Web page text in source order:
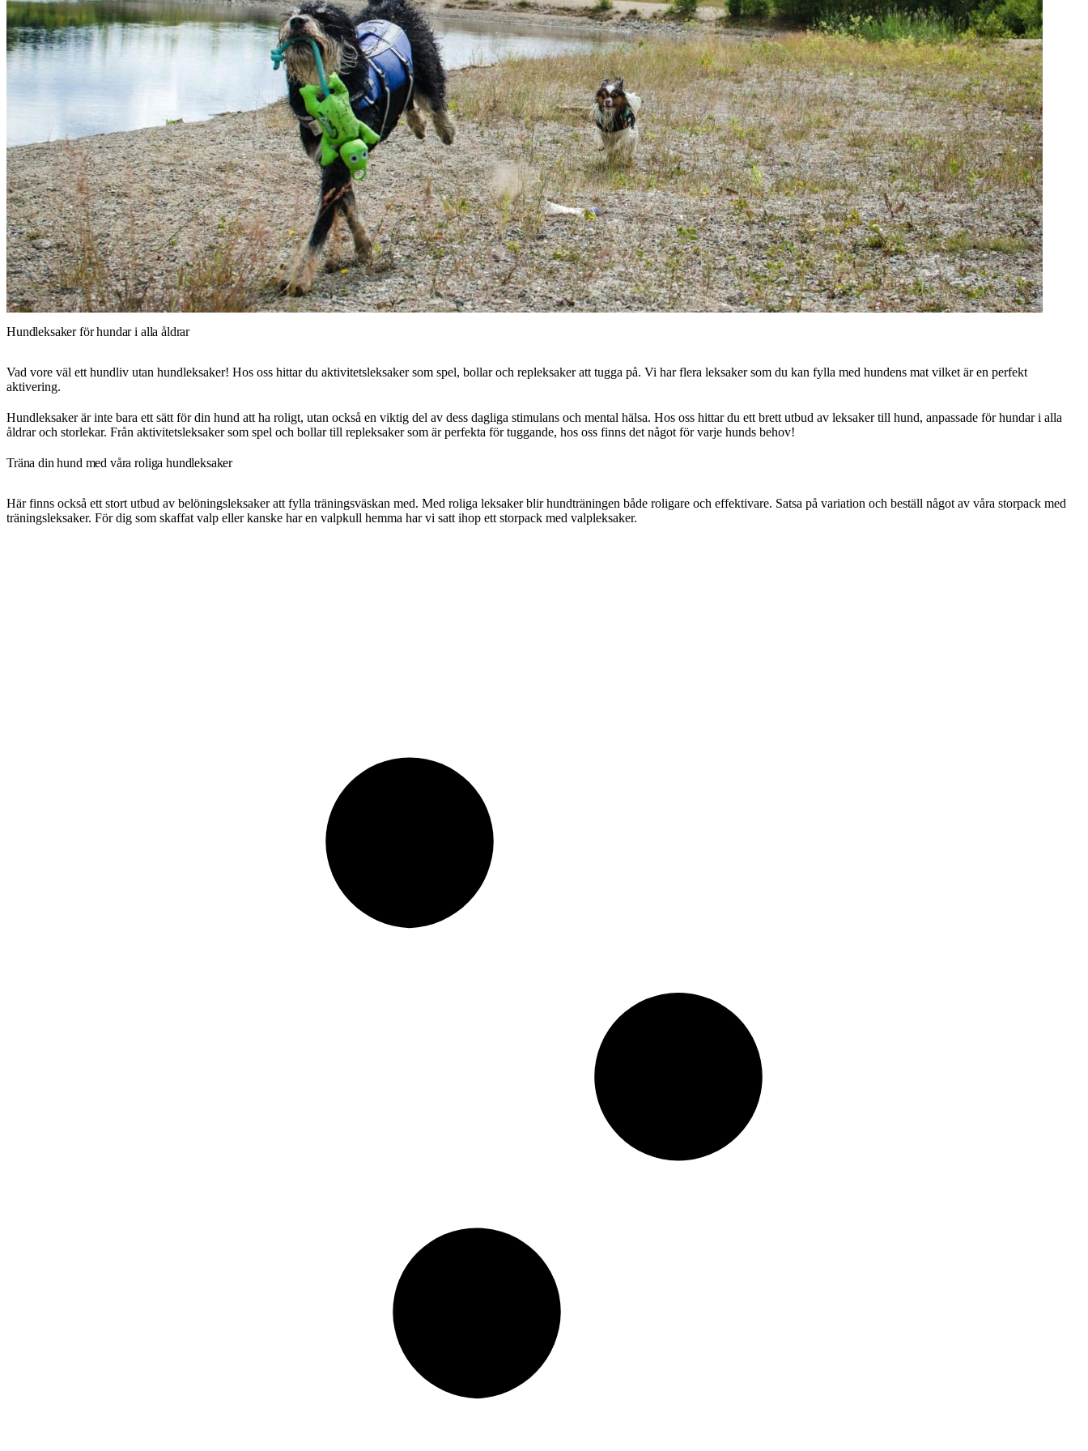
Hundleksaker för hundar i alla åldrar
Vad vore väl ett hundliv utan hundleksaker! Hos oss hittar du aktivitetsleksaker som spel, bollar och repleksaker att tugga på. Vi har flera leksaker som du kan fylla med hundens mat vilket är en perfekt
aktivering.
Hundleksaker är inte bara ett sätt för din hund att ha roligt, utan också en viktig del av dess dagliga stimulans och mental hälsa. Hos oss hittar du ett brett utbud av leksaker till hund, anpassade för hundar i alla
åldrar och storlekar. Från aktivitetsleksaker som spel och bollar till repleksaker som är perfekta för tuggande, hos oss finns det något för varje hunds behov!
Träna din hund med våra roliga hundleksaker
Här finns också ett stort utbud av belöningsleksaker att fylla träningsväskan med. Med roliga leksaker blir hundträningen både roligare och effektivare. Satsa på variation och beställ något av våra storpack med
träningsleksaker. För dig som skaffat valp eller kanske har en valpkull hemma har vi satt ihop ett storpack med valpleksaker.